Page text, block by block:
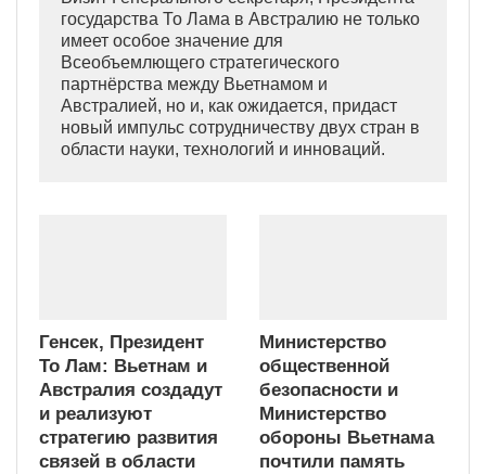
государства То Лама в Австралию не только
имеет особое значение для
Всеобъемлющего стратегического
партнёрства между Вьетнамом и
Австралией, но и, как ожидается, придаст
новый импульс сотрудничеству двух стран в
области науки, технологий и инноваций.
Генсек, Президент
То Лам: Вьетнам и
Австралия создадут
и реализуют
стратегию развития
связей в области
Министерство
общественной
безопасности и
Министерство
обороны Вьетнама
почтили память